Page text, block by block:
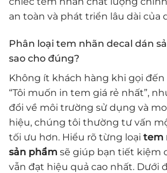
an toàn và phát triển lâu dài của
Phân loại tem nhãn decal dán
sao cho đúng?
Không ít khách hàng khi gọi
“Tôi muốn in tem giá rẻ nhất”,
đổi về môi trường sử dụng và
hiệu, chúng tôi thường tư vấn
tối ưu hơn. Hiểu rõ từng loại tem
sản phẩm sẽ giúp bạn tiết kiệm
vẫn đạt hiệu quả cao nhất. Dưới